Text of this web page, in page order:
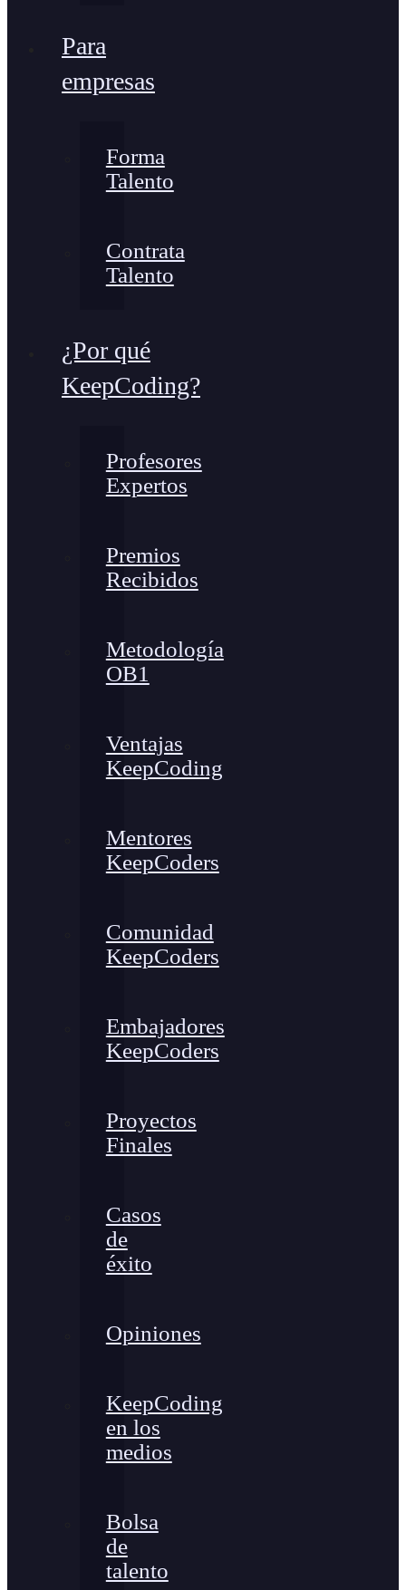
Para
empresas
Forma
Talento
Contrata
Talento
¿Por qué
KeepCoding?
Profesores
Expertos
Premios
Recibidos
Metodología
OB1
Ventajas
KeepCoding
Mentores
KeepCoders
Comunidad
KeepCoders
Embajadores
KeepCoders
Proyectos
Finales
Casos
de
éxito
Opiniones
KeepCoding
en los
medios
Bolsa
de
talento